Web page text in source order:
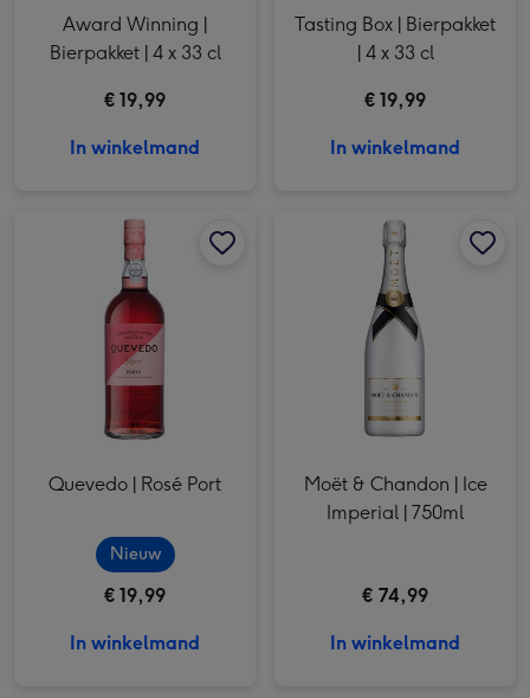
Award Winning |
Bierpakket | 4 x 33 cl
€ 19,99
In winkelmand
Tasting Box | Bierpakket
| 4 x 33 cl
€ 19,99
In winkelmand
Quevedo | Rosé Port
Nieuw
€ 19,99
In winkelmand
Moët & Chandon | Ice
Imperial | 750ml
€ 74,99
In winkelmand